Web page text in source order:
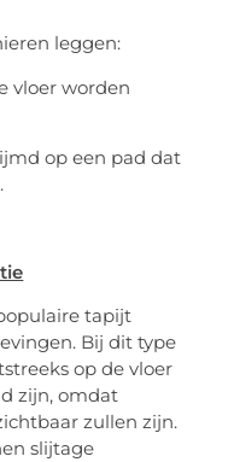
leggen:
vloer worden
op een pad dat
tapijt
Bij dit type
op de vloer
zijn, omdat
zullen zijn.
slijtage